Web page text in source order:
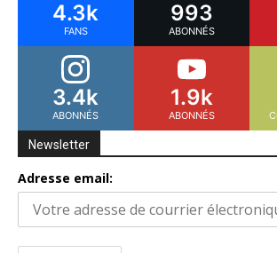
4.3k
FANS
993
ABONNÉS
3.4k
ABONNÉS
1.9k
ABONNÉS
Newsletter
Adresse email: